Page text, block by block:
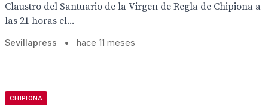
Claustro del Santuario de la Virgen de Regla de Chipiona a
las 21 horas el...
Sevillapress • hace 11 meses
CHIPIONA